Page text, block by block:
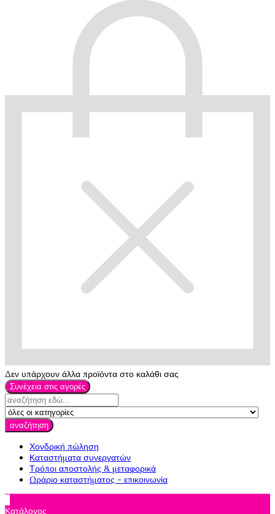
Δεν υπάρχουν άλλα προϊόντα στο καλάθι σας
Συνέχεια στις αγορές
αναζήτηση
Χονδρική πώληση
Καταστήματα συνεργατών
Τρόποι αποστολής & μεταφορικά
Ωράριο καταστήματος - επικοινωνία
Κατάλογος